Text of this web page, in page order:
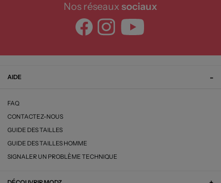
Nos réseaux sociaux
AIDE
FAQ
CONTACTEZ-NOUS
GUIDE DES TAILLES
GUIDE DES TAILLES HOMME
SIGNALER UN PROBLÈME TECHNIQUE